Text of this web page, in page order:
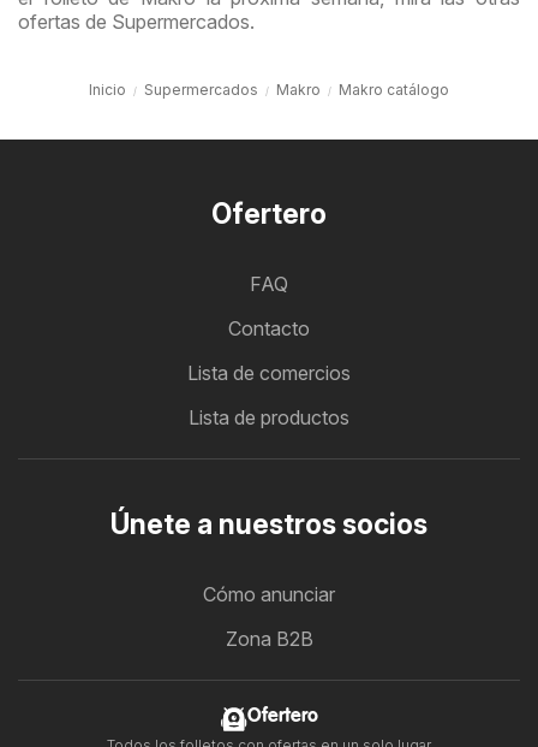
ofertas de Supermercados.
Inicio Supermercados Makro Makro catálogo
Ofertero
FAQ
Contacto
Lista de comercios
Lista de productos
Únete a nuestros socios
Cómo anunciar
Zona B2B
Ofertero